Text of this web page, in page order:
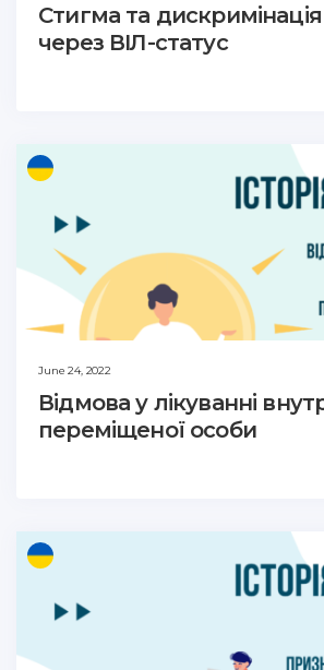
Стигма та дискримінація
через ВІЛ-статус
June 24, 2022
Відмова у лікуванні
переміщеної особи